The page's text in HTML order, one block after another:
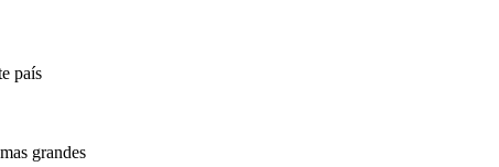
país
grandes